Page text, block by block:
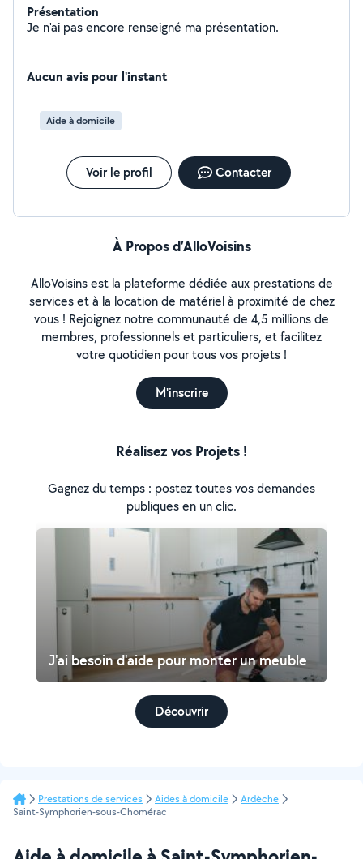
Présentation
Je n'ai pas encore renseigné ma présentation.
Aucun avis pour l'instant
Aide à domicile
Voir le profil Contacter
À Propos d’AlloVoisins
AlloVoisins est la plateforme dédiée aux prestations de
services et à la location de matériel à proximité de chez
vous ! Rejoignez notre communauté de 4,5 millions de
membres, professionnels et particuliers, et facilitez
votre quotidien pour tous vos projets !
M'inscrire
Réalisez vos Projets !
Gagnez du temps : postez toutes vos demandes
publiques en un clic.
J'ai besoin d'aide pour monter un meuble
Découvrir
Prestations de services Aides à domicile
Ardèche
Saint-Symphorien-sous-Chomérac